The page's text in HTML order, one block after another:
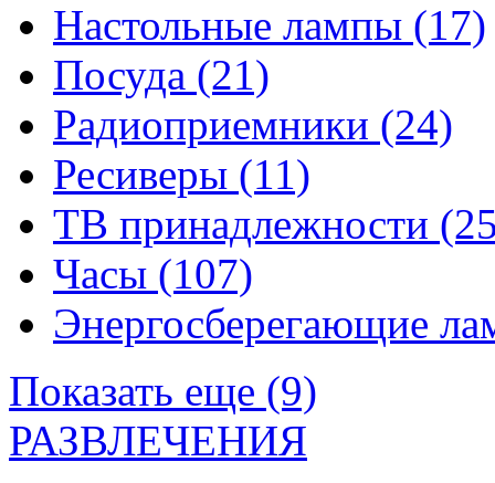
Настольные лампы (17)
Посуда (21)
Радиоприемники (24)
Ресиверы (11)
ТВ принадлежности
Часы (107)
Энергосберегающие
Показать еще (9)
РАЗВЛЕЧЕНИЯ